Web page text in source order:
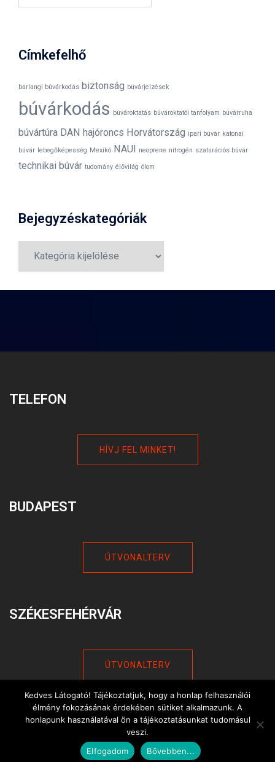
Címkefelhő
barlangi búvárkodás biztonság búvárjelzések
búvárkodás búvároktatás búvároktatói tanfolyam búvárruha
búvártúra DAN hajóroncs Horvátország ipari búvár katonai
búvár lebegőképesség Mexikó NAUI neoprene nitrogén szaturációs búvár
technikai búvár tudomány élővilág ólom
Bejegyzéskategóriák
TELEFON
HÍVJ FEL MINKET!
BUDAPEST
ÚTVONALTERV
SZÉKESFEHÉRVÁR
ÚTVONALTERV
© 2026 Nautilus. Proudly powered by
Kedves Látogató! Tájékoztatjuk, hogy a honlap felhasználói
élmény fokozásának érdekében sütiket alkalmazunk. A
honlapunk használatával ön a tájékoztatásunkat tudomásul
veszi.
Elfogadom
Bővebben...